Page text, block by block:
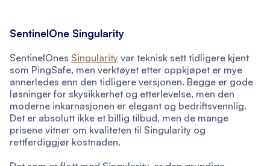
SentinelOne Singularity
SentinelOnes Singularity var teknisk sett tidligere kjent
som PingSafe, men verktøyet etter oppkjøpet er mye
annerledes enn den tidligere versjonen. Begge er gode
løsninger for skysikkerhet og etterlevelse, men den
moderne inkarnasjonen er elegant og bedriftsvennlig.
Det er absolutt ikke et billig tilbud, men de mange
prisene vitner om kvaliteten til Singularity og
rettferdiggjør kostnaden.